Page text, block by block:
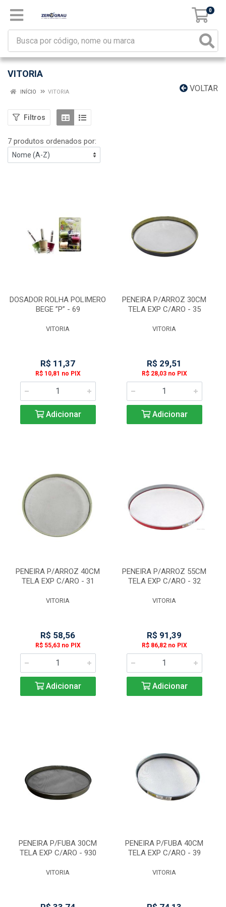
0
VITORIA
VOLTAR
INÍCIO VITORIA
Filtros
7 produtos ordenados por:
DOSADOR ROLHA POLIMERO
BEGE ”P” - 69
VITORIA
R$ 11,37
R$ 10,81 no PIX
Adicionar
PENEIRA P/ARROZ 30CM
TELA EXP C/ARO - 35
VITORIA
R$ 29,51
R$ 28,03 no PIX
Adicionar
PENEIRA P/ARROZ 40CM
TELA EXP C/ARO - 31
VITORIA
R$ 58,56
R$ 55,63 no PIX
Adicionar
PENEIRA P/ARROZ 55CM
TELA EXP C/ARO - 32
VITORIA
R$ 91,39
R$ 86,82 no PIX
Adicionar
PENEIRA P/FUBA 30CM
TELA EXP C/ARO - 930
VITORIA
PENEIRA P/FUBA 40CM
TELA EXP C/ARO - 39
VITORIA